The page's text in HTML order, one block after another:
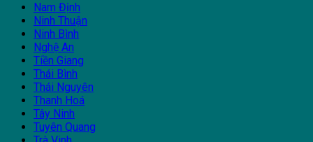
Nam Định
Ninh Thuận
Ninh Bình
Nghệ An
Tiền Giang
Thái Bình
Thái Nguyên
Thanh Hoá
Tây Ninh
Tuyên Quang